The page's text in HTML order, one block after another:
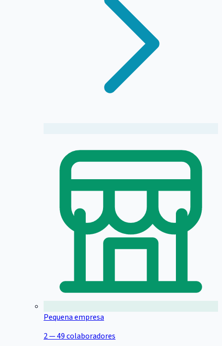
Pequena empresa
2 — 49 colaboradores